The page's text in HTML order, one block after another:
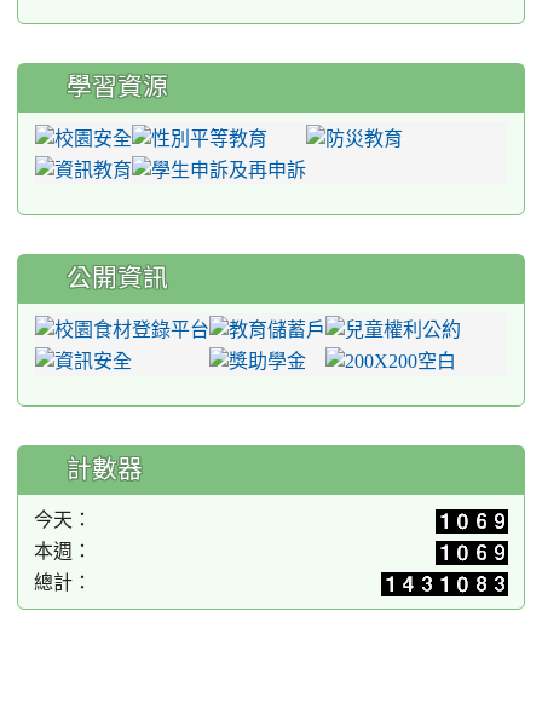
學習資源
公開資訊
計數器
今天：
本週：
總計：